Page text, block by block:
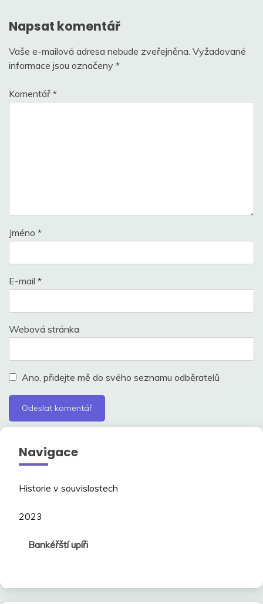
Napsat komentář
Vaše e-mailová adresa nebude zveřejněna. Vyžadované
informace jsou označeny *
Komentář *
Jméno *
E-mail *
Webová stránka
Ano, přidejte mě do svého seznamu odběratelů
Navigace
Historie v souvislostech
2023
Bankéřští upíři